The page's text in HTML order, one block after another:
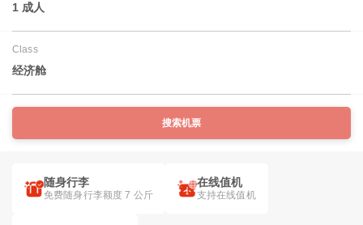
1 成人
Class
经济舱
搜索机票
随身行李
免费随身行李额度 7 公斤
在线值机
支持在线值机